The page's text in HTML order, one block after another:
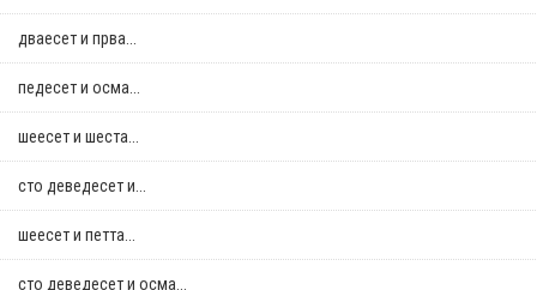
дваесет и прва...
педесет и осма...
шеесет и шеста...
сто деведесет и...
шеесет и петта...
сто деведесет и осма...